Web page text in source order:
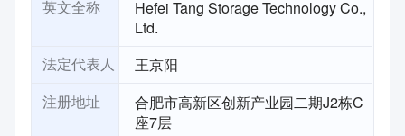
英文全称
Hefei Tang Storage Technology Co.,
Ltd.
法定代表人 王京阳
注册地址
合肥市高新区创新产业园二期J2栋C
座7层